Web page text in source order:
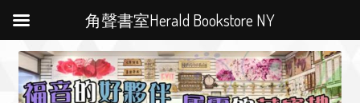
角聲書室Herald Bookstore NY